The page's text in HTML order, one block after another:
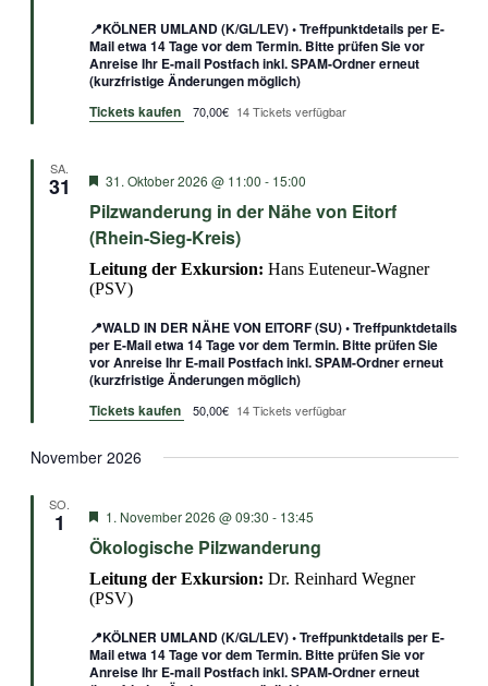
📍KÖLNER UMLAND (K/GL/LEV) • Treffpunktdetails per E-
Mail etwa 14 Tage vor dem Termin. Bitte prüfen Sie vor
Anreise Ihr E-mail Postfach inkl. SPAM-Ordner erneut
(kurzfristige Änderungen möglich)
Tickets kaufen
70,00€ 14 Tickets verfügbar
SA.
31 Empfohlen
31. Oktober 2026 @ 11:00 - 15:00
Pilzwanderung in der Nähe von Eitorf
(Rhein-Sieg-Kreis)
Leitung der Exkursion: Hans Euteneur-Wagner
(PSV)
📍WALD IN DER NÄHE VON EITORF (SU) • Treffpunktdetails
per E-Mail etwa 14 Tage vor dem Termin. Bitte prüfen Sie
vor Anreise Ihr E-mail Postfach inkl. SPAM-Ordner erneut
(kurzfristige Änderungen möglich)
Tickets kaufen
50,00€ 14 Tickets verfügbar
November 2026
SO.
1 Empfohlen
1. November 2026 @ 09:30 - 13:45
Ökologische Pilzwanderung
Leitung der Exkursion: Dr. Reinhard Wegner
(PSV)
📍KÖLNER UMLAND (K/GL/LEV) • Treffpunktdetails per E-
Mail etwa 14 Tage vor dem Termin. Bitte prüfen Sie vor
Anreise Ihr E-mail Postfach inkl. SPAM-Ordner erneut